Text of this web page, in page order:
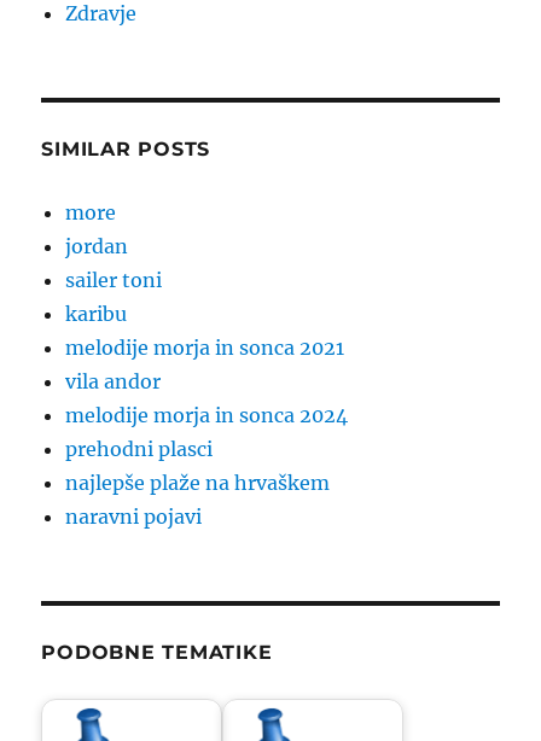
Zdravje
SIMILAR POSTS
more
jordan
sailer toni
karibu
melodije morja in sonca 2021
vila andor
melodije morja in sonca 2024
prehodni plasci
najlepše plaže na hrvaškem
naravni pojavi
PODOBNE TEMATIKE